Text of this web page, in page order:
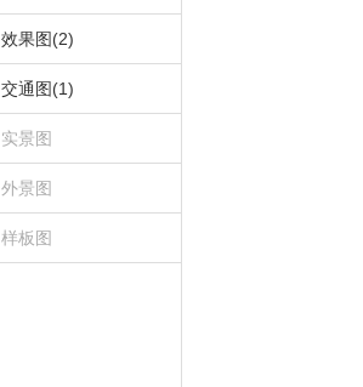
效果图(2)
交通图(1)
实景图
外景图
样板图